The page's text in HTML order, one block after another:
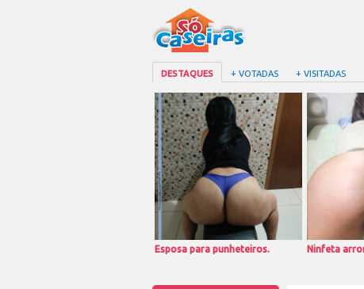
DESTAQUES + VOTADAS + VISITADAS
Esposa para punheteiros. Ninfeta